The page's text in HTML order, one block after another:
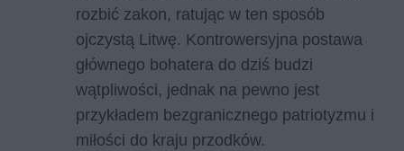
rozbić zakon, ratując w ten sposób
ojczystą Litwę. Kontrowersyjna postawa
głównego bohatera do dziś budzi
wątpliwości, jednak na pewno jest
przykładem bezgranicznego patriotyzmu i
miłości do kraju przodków.